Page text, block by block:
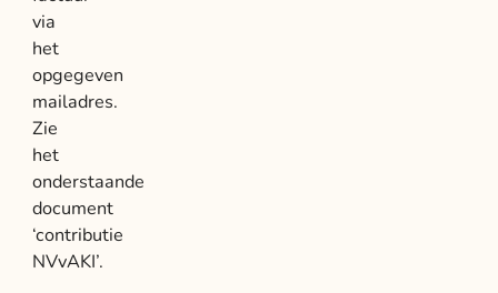
via
het
opgegeven
mailadres.
Zie
het
onderstaande
document
‘contributie
NVvAKI’.